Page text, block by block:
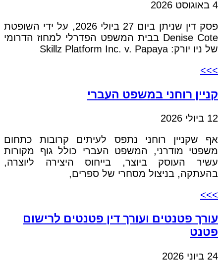
4 באוגוסט 2026
פסק דין שניתן ביום 27 ביולי 2026, על ידי השופטת
Denise Cote בבית המשפט הפדרלי למחוז הדרומי
של ניו יורק: Skillz Platform Inc. v. Papaya
>>>
קניין רוחני במשפט העברי
12 ביולי 2026
אף שקניין רוחני נתפס לעיתים קרובות כתחום
משפטי מודרני, המשפט העברי כולל גוף מקורות
עשיר העוסק ביוצר, בייחוס היצירה ליוצרה,
בהעתקה, בניצול מסחרי של ספרים,
>>>
עורך פטנטים ועורך דין פטנטים לרישום
פטנט
24 ביוני 2026